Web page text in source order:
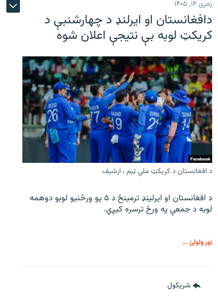
زمری ۱۴, ۱۴۰۵
دافغانستان او ایرلنډ د چهارشنبې د
کریکټ لوبه بې نتیجې اعلان شوه
د افغانستان د کریکټ ملي ټیم ، ارشیف
د افغانستان او ایرلینډ ترمینځ د ۵ یو ورځنیو لوبو دوهمه
لوبه د جمعې په ورځ ترسره کیږي.
نور ولولئ ...
شريکول